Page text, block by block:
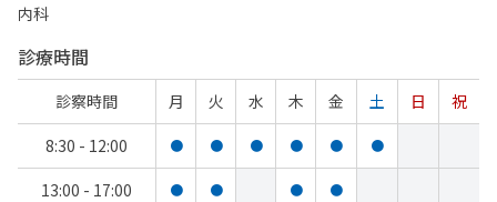
内科
診療時間
診察時間 月 火 水 木 金 土 日
祝
8:30 - 12:00
● ● ● ● ● ●
13:00 - 17:00 ● ● ● ●